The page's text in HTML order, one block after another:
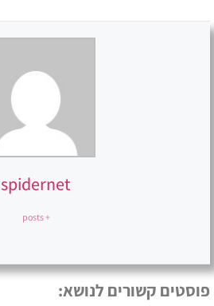
spidernet
+ posts
פוסטים קשורים לנושא: